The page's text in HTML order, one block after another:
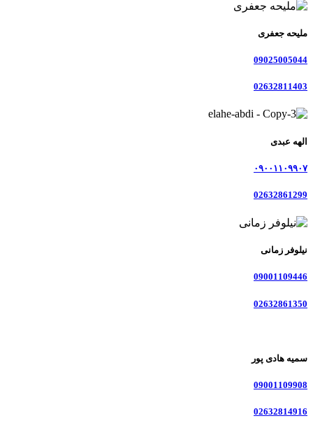
ملیحه جعفری
09025005044
02632811403
الهه عبدی
۰۹۰۰۱۱۰۹۹۰۷
02632861299
نیلوفر زمانی
09001109446
02632861350
سمیه هادی پور
09001109908
02632814916